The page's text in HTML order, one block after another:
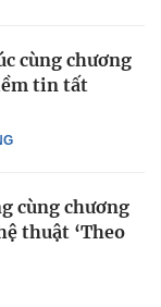
cùng chương
tin tất
cùng chương
thuật ‘Theo